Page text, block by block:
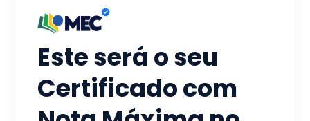
Este será o seu
Certificado com